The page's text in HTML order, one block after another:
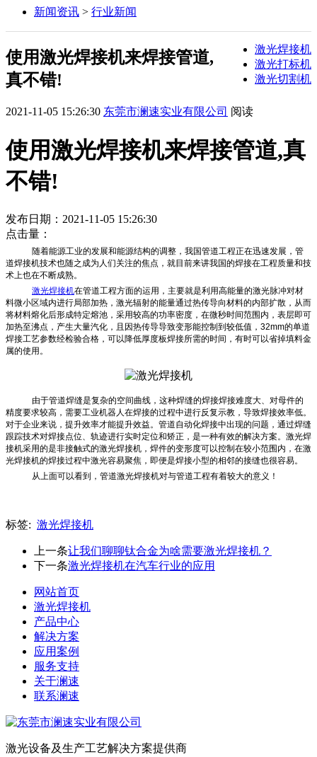
新闻资讯 > 行业新闻
激光焊接机
激光打标机
激光切割机
使用激光焊接机来焊接管道,
真不错!
2021-11-05 15:26:30 东莞市澜速实业有限公司 阅读
使用激光焊接机来焊接管道,真
不错!
发布日期：2021-11-05 15:26:30
点击量：
随着能源工业的发展和能源结构的调整，我国管道工程正在迅速发展，管
道焊接机技术也随之成为人们关注的焦点，就目前来讲我国的焊接在工程质量和技
术上也在不断成熟。
激光焊接机在管道工程方面的运用，主要就是利用高能量的激光脉冲对材
料微小区域内进行局部加热，激光辐射的能量通过热传导向材料的内部扩散，从而
将材料熔化后形成特定熔池，采用较高的功率密度，在微秒时间范围内，表层即可
加热至沸点，产生大量汽化，且因热传导导致变形能控制到较低值，32mm的单道
焊接工艺参数经检验合格，可以降低厚度板焊接所需的时间，有时可以省掉填料金
属的使用。
由于管道焊缝是复杂的空间曲线，这种焊缝的焊接焊接难度大、对母件的
精度要求较高，需要工业机器人在焊接的过程中进行反复示教，导致焊接效率低。
对于企业来说，提升效率才能提升效益。管道自动化焊接中出现的问题，通过焊缝
跟踪技术对焊接点位、轨迹进行实时定位和矫正，是一种有效的解决方案。激光焊
接机采用的是非接触式的激光焊接机，焊件的变形度可以控制在较小范围内，在激
光焊接机的焊接过程中激光容易聚焦，即便是焊接小型的相邻的接缝也很容易。
从上面可以看到，管道激光焊接机对与管道工程有着较大的意义！
标签: 激光焊接机
上一条让我们聊聊钛合金为啥需要激光焊接机？
下一条激光焊接机在汽车行业的应用
网站首页
激光焊接机
产品中心
解决方案
应用案例
服务支持
关于澜速
联系澜速
激光设备及生产工艺解决方案提供商